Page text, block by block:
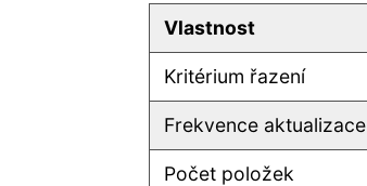
Vlastnost
Kritérium řazení
Frekvence aktualizace
Počet položek